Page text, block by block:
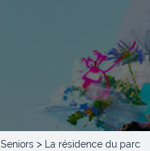
Seniors > La résidence du parc